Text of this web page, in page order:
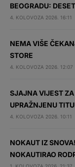
BEOGRADU:
4. KOLOVOZA 2026. 16:11
NEMA VIŠE
STORE
4. KOLOVOZA 2026. 12:07
SJAJNA VIJEST ZA
UPRAŽNJENU
4. KOLOVOZA 2026. 10:11
NOKAUT IZ
NOKAUTIRAO